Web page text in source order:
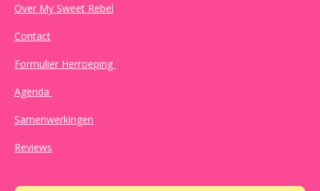
Over My Sweet Rebel
Contact
Formulier Herroeping
Agenda
Samenwerkingen
Reviews